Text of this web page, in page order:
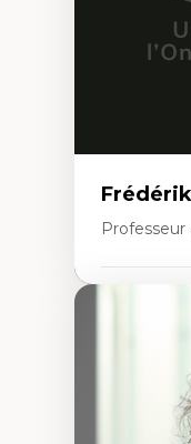
Professeur
Théories
Histoire
Théories